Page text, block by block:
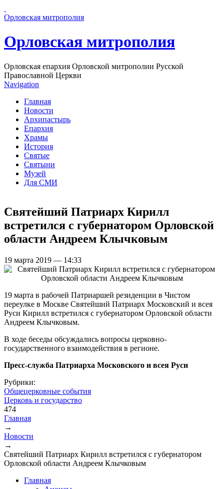
Орловская митрополия
Орловская митрополия
Орловская епархия Орловской митрополии Русской
Православной Церкви
Navigation
Главная
Новости
Архипастырь
Епархия
Храмы
История
Святые
Святыни
Музей
Для СМИ
Святейший Патриарх Кирилл
встретился с губернатором Орловской
области Андреем Клычковым
19 марта 2019 — 14:33
19 марта в рабочей Патриаршей резиденции в Чистом
переулке в Москве Святейший Патриарх Московский и всея
Руси Кирилл встретился с губернатором Орловской области
Андреем Клычковым.
В ходе беседы обсуждались вопросы церковно-
государственного взаимодействия в регионе.
Пресс-служба Патриарха Московского и всея Руси
Рубрики:
Общецерковные события
Церковь и государство
474
Вы здесь
Главная
→
Новости
→
Святейший Патриарх Кирилл встретился с губернатором
Орловской области Андреем Клычковым
Главная